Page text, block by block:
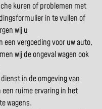
kuren of problemen met
in te vullen of
wij u
vergoeding voor uw auto,
wij de ongeval wagen ook
in de omgeving van
een ruime ervaring in het
wagens.